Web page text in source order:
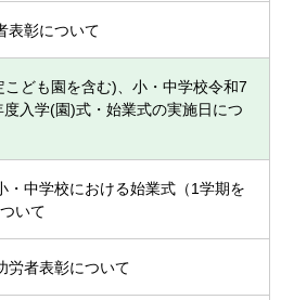
表彰について
ども園を含む)、小・中学校令和7
入学(園)式・始業式の実施日につ
・中学校における始業式（1学期を
いて
労者表彰について